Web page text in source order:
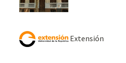
Extensión